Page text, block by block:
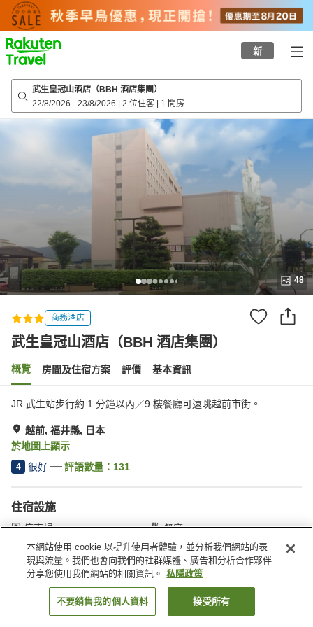
to
top
page
新
武生皇冠山酒店（BBH 酒店集團）
22/8/2026 - 23/8/2026 | 2 位住客 | 1 間房
48
商務酒店
武生皇冠山酒店（BBH 酒店集團）
概覽 房間及住宿方案 評價 基本資訊
JR 武生站步行約 1 分鐘以內／9 樓餐廳可遠眺越前市街。
越前, 福井縣, 日本
於地圖上顯示
4 很好 評語數量： 131
住宿設施
停車場
餐廳
咖啡廳
自動販賣機
主頁 日本 福井縣 越前 武生皇冠山酒店（BBH 酒店集團）
找客房
本網站使用 cookie 以提升使用者體驗，並分析我們網站的表
現與流量。我們也會向我們的社群媒體、廣告和分析合作夥伴
分享您使用我們網站的相關資訊。
私隱政策
不要銷售我的個人資料 接受所有